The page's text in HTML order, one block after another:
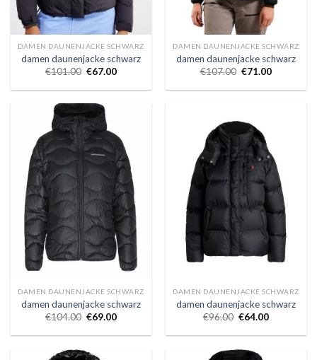
DAMEN DAUNENJACKE SCHWARZ
damen daunenjacke schwarz
€101.00 €67.00
DAMEN DAUNENJACKE SCHWARZ
damen daunenjacke schwarz
€107.00 €71.00
DAMEN DAUNENJACKE SCHWARZ
damen daunenjacke schwarz
€104.00 €69.00
DAMEN DAUNENJACKE SCHWARZ
damen daunenjacke schwarz
€96.00 €64.00